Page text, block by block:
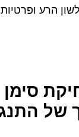
לשון הרע ופרטיות
של